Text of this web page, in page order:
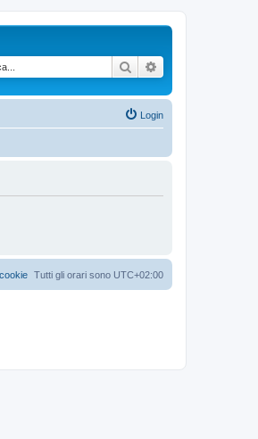
Cerca
Login
Tutti gli orari sono UTC+02:00